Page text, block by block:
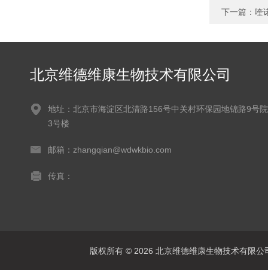
下一篇： 喹
北京维德维康生物技术有限公司
地址：北京市海淀区北清路156号中关村环保园地锦路9号院
3号楼
邮箱：zhangqian@wdwkbio.com
传真：
版权所有 © 2026 北京维德维康生物技术有